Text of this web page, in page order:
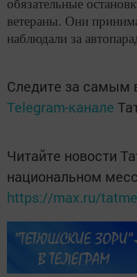
обязательные
ветераны. Они
наблюдали за
Следите за самым
Telegram-канале
Читайте новости
национальном
https://max.ru/